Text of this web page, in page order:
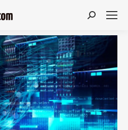
Search: